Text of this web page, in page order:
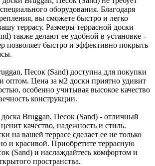
оборудования. Благодаря
вы сможете быстро и легко
террасу. Размеры террасной доски
также делают ее удобной в установке -
позволяет быстро и эффективно покрыть
Песок (Sand) доступна для покупки
оптом. Цена за м2 доски приятно удивит
особенно учитывая высокое качество
конструкции.
доска Bruggan, Песок (Sand) - отличный
качество, надежность и стиль.
на вашей террасе сделает ее не только
и красивой. Приобретите террасную
(Sand) и наслаждайтесь комфортом и
пространства.